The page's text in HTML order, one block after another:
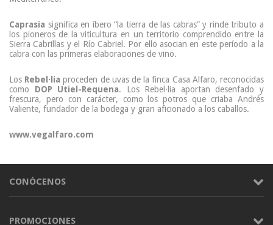
Caprasia significa en íbero “la tierra de las cabras” y rinde tributo a
los pioneros de la viticultura en un territorio comprendido entre la
Sierra Cabrillas y el Río Cabriel. Por ello asocian en este período a la
cabra con las primeras elaboraciones de vino.
Los Rebel·lia proceden de uvas de la finca Casa Alfaro, reconocidas
como DOP Utiel-Requena. Los Rebel·lia aportan desenfado y
frescura, pero con carácter, como los potros que criaba Andrés
Valiente, fundador de la bodega y gran aficionado a los caballos.
www.vegalfaro.com
CONÓCENOS
PROMOCIONES